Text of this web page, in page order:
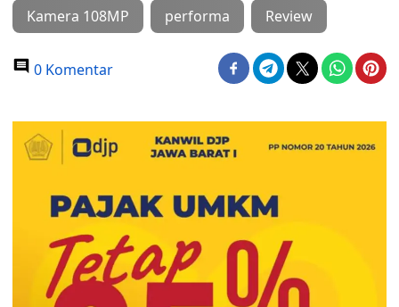
Kamera 108MP performa Review
0 Komentar